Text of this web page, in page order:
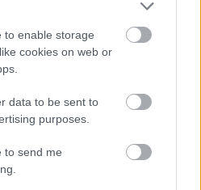
to enable storage
cookies on web or
data to be sent to
purposes.
to send me
de lesz Pogány Induló és
és egy csomó minden